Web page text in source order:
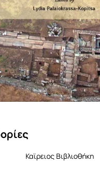
Καϊρειος Βιβλιοθήκη